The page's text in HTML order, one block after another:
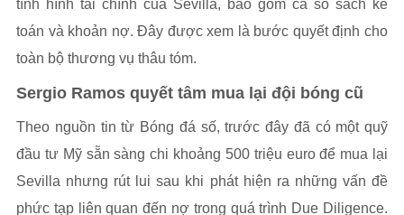
tình hình tài chính của Sevilla, bao gồm cả sổ sách kế
toán và khoản nợ. Đây được xem là bước quyết định cho
toàn bộ thương vụ thâu tóm.
Sergio Ramos quyết tâm mua lại đội bóng cũ
Theo nguồn tin từ Bóng đá số, trước đây đã có một quỹ
đầu tư Mỹ sẵn sàng chi khoảng 500 triệu euro để mua lại
Sevilla nhưng rút lui sau khi phát hiện ra những vấn đề
phức tạp liên quan đến nợ trong quá trình Due Diligence.